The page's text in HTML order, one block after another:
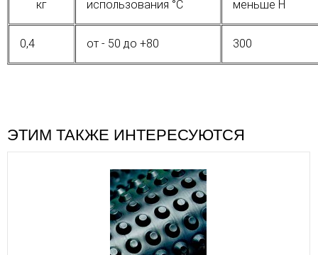
кг использования °C меньше Н
0,4 от - 50 до +80 300
ЭТИМ ТАКЖЕ ИНТЕРЕСУЮТСЯ